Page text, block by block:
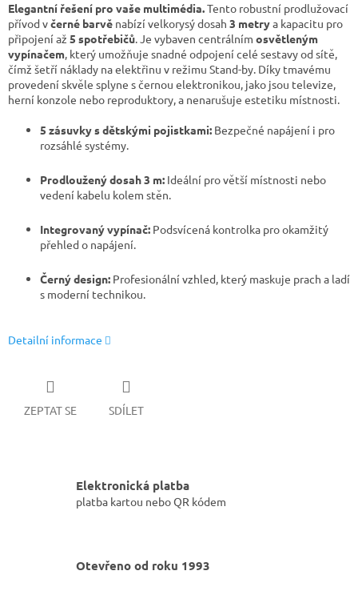
Elegantní řešení pro vaše multimédia.Tento robustní prodlužovací
přívod včerné barvě nabízí velkorysý dosah 3 metrya kapacitu pro
připojení až 5 spotřebičů. Je vybaven centrálním osvětleným
vypínačem, který umožňuje snadné odpojení celé sestavy od sítě,
čímž šetří náklady na elektřinu v režimu Stand-by. Díky tmavému
provedení skvěle splyne s černou elektronikou, jako jsou televize,
herní konzole nebo reproduktory, a nenarušuje estetiku místnosti.
5 zásuvky s dětskými pojistkami: Bezpečné napájení i pro
rozsáhlé systémy.
Prodloužený dosah 3 m: Ideální pro větší místnosti nebo
vedení kabelu kolem stěn.
Integrovaný vypínač: Podsvícená kontrolka pro okamžitý
přehled o napájení.
Černý design: Profesionální vzhled, který maskuje prach a ladí
s moderní technikou.
Detailní informace
ZEPTAT SE SDÍLET
Elektronická platba
platba kartou nebo QR kódem
Otevřeno od roku 1993